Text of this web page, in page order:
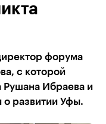
форума
с которой
Рушана Ибраева и
о развитии Уфы.